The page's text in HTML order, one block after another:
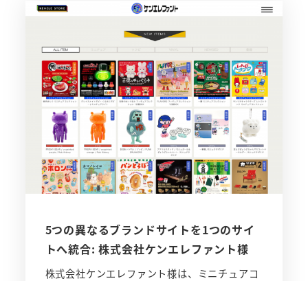
5つの異なるブランドサイトを1つのサイ
トへ統合: 株式会社ケンエレファント様
株式会社ケンエレファント様は、ミニチュアコ